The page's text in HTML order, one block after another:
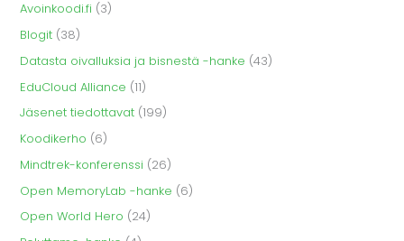
Avoinkoodi.fi (3)
Blogit (38)
Datasta oivalluksia ja bisnestä -hanke (43)
EduCloud Alliance (11)
Jäsenet tiedottavat (199)
Koodikerho (6)
Mindtrek-konferenssi (26)
Open MemoryLab -hanke (6)
Open World Hero (24)